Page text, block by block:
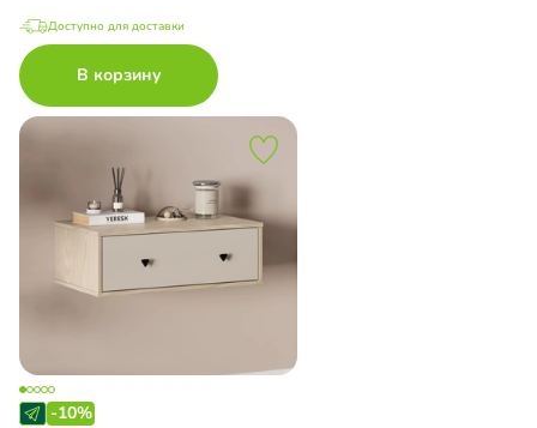
Доступно для доставки
В корзину
-10%